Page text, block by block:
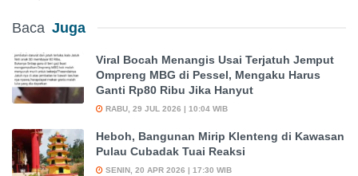
Baca Juga
Viral Bocah Menangis Usai Terjatuh Jemput
Ompreng MBG di Pessel, Mengaku Harus
Ganti Rp80 Ribu Jika Hanyut
RABU, 29 JUL 2026 | 10:04 WIB
Heboh, Bangunan Mirip Klenteng di Kawasan
Pulau Cubadak Tuai Reaksi
SENIN, 20 APR 2026 | 17:30 WIB